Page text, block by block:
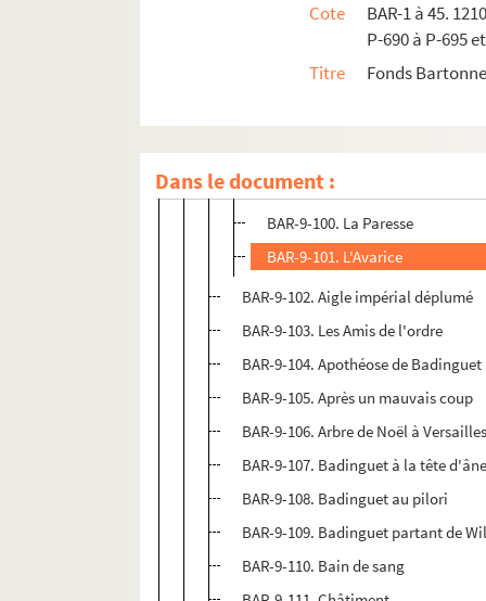
Cote
BAR-1 à 45.
P-690 à P-695
Titre
Fonds
Dans le document :
BAR-9-93 à 94. Les sept
BAR-9-99. L'Envie
BAR-9-100. La Paresse
BAR-9-101. L'Avarice
BAR-9-102. Aigle impérial déplumé
BAR-9-103. Les Amis de l'ordre
BAR-9-104. Apothéose de Badinguet
BAR-9-105. Après un mauvais coup
BAR-9-106. Arbre de Noël à
BAR-9-107. Badinguet à la tête
BAR-9-108. Badinguet au pilori
BAR-9-109. Badinguet partant de
BAR-9-110. Bain de sang